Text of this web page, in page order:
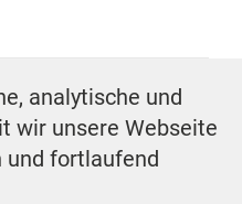
analytische und
wir unsere Webseite
fortlaufend